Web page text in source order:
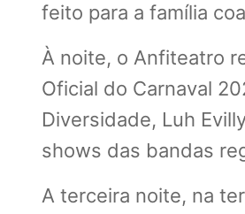
feito para a família
À noite, o Anfiteatro
Oficial do Carnaval
Diversidade, Luh
shows das bandas
A terceira noite, na